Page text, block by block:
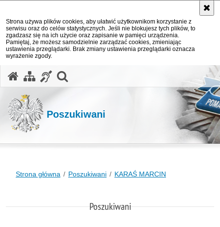
Strona używa plików cookies, aby ułatwić użytkownikom korzystanie z
serwisu oraz do celów statystycznych. Jeśli nie blokujesz tych plików, to
zgadzasz się na ich użycie oraz zapisanie w pamięci urządzenia.
Pamiętaj, że możesz samodzielnie zarządzać cookies, zmieniając
ustawienia przeglądarki. Brak zmiany ustawienia przeglądarki oznacza
wyrażenie zgody.
Poszukiwani
Strona główna Poszukiwani KARAŚ MARCIN
Poszukiwani